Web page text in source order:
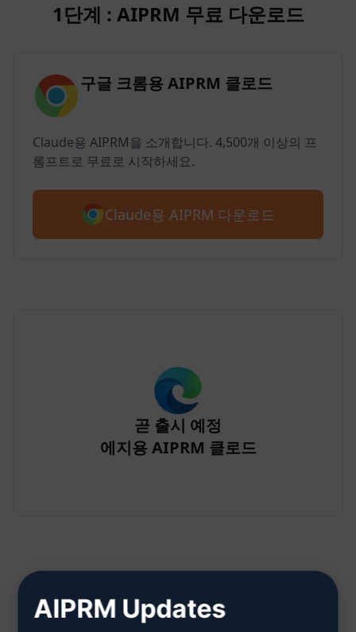
1단계 : AIPRM 무료 다운로드
구글 크롬용 AIPRM 클로드
Claude용 AIPRM을 소개합니다. 4,500개 이상의 프
롬프트로 무료로 시작하세요.
Claude용 AIPRM 다운로드
곧 출시 예정
에지용 AIPRM 클로드
2단계: Claude 계정 만들기
AIPRM Updates